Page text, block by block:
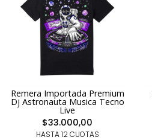
Remera Importada Premium
Dj Astronauta Musica Tecno
Live
$33.000,00
HASTA 12 CUOTAS